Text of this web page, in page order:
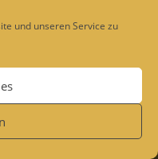
und unseren Service zu
Juli 27, 2020
Juli 16, 2020